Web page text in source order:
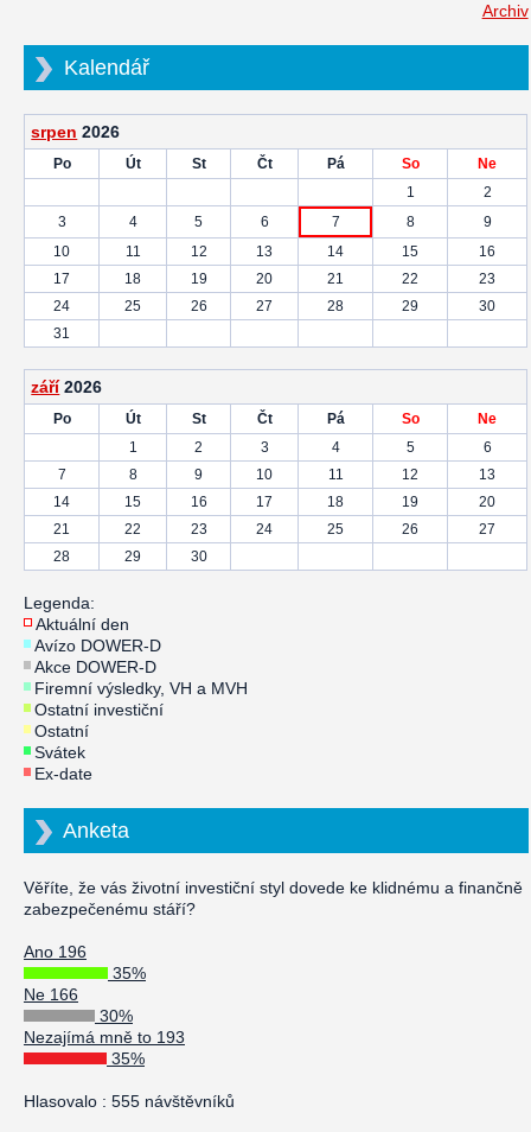
Archiv
Kalendář
srpen 2026
Po Út St Čt Pá So
Ne
1
2
3
4 5 6 7 8
9
10
11 12 13 14 15
16
17
18 19 20 21 22
23
24
25 26 27 28 29
30
31
září 2026
Po Út St Čt Pá So
Ne
1
2 3 4 5
6
7
8 9 10 11 12
13
14
15 16 17 18 19
20
21
22 23 24 25 26
27
28
29 30
Legenda:
Aktuální den
Avízo DOWER-D
Akce DOWER-D
Firemní výsledky, VH a MVH
Ostatní investiční
Ostatní
Svátek
Ex-date
Anketa
Věříte, že vás životní investiční styl dovede ke klidnému a finančně
zabezpečenému stáří?
Ano 196
35%
Ne 166
30%
Nezajímá mně to 193
35%
Hlasovalo : 555 návštěvníků